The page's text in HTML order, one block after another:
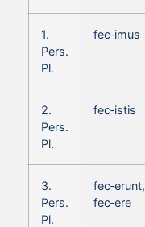
1.
Pers.
Pl.
fec‑imus
2.
Pers.
Pl.
fec‑istis
3.
Pers.
Pl.
fec‑erunt,
fec‑ere